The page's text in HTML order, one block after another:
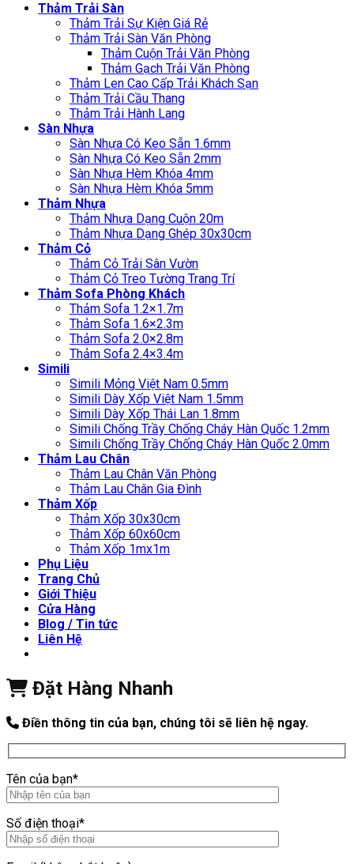
Thảm Trải Sàn
Thảm Trải Sự Kiện Giá Rẻ
Thảm Trải Sàn Văn Phòng
Thảm Cuộn Trải Văn Phòng
Thảm Gạch Trải Văn Phòng
Thảm Len Cao Cấp Trải Khách Sạn
Thảm Trải Cầu Thang
Thảm Trải Hành Lang
Sàn Nhựa
Sàn Nhựa Có Keo Sẵn 1.6mm
Sàn Nhựa Có Keo Sẵn 2mm
Sàn Nhựa Hèm Khóa 4mm
Sàn Nhựa Hèm Khóa 5mm
Thảm Nhựa
Thảm Nhựa Dạng Cuộn 20m
Thảm Nhựa Dạng Ghép 30x30cm
Thảm Cỏ
Thảm Cỏ Trải Sân Vườn
Thảm Cỏ Treo Tường Trang Trí
Thảm Sofa Phòng Khách
Thảm Sofa 1.2×1.7m
Thảm Sofa 1.6×2.3m
Thảm Sofa 2.0×2.8m
Thảm Sofa 2.4×3.4m
Simili
Simili Mỏng Việt Nam 0.5mm
Simili Dày Xốp Việt Nam 1.5mm
Simili Dày Xốp Thái Lan 1.8mm
Simili Chống Trầy Chống Cháy Hàn Quốc 1.2mm
Simili Chống Trầy Chống Cháy Hàn Quốc 2.0mm
Thảm Lau Chân
Thảm Lau Chân Văn Phòng
Thảm Lau Chân Gia Đình
Thảm Xốp
Thảm Xốp 30x30cm
Thảm Xốp 60x60cm
Thảm Xốp 1mx1m
Phụ Liệu
Trang Chủ
Giới Thiệu
Cửa Hàng
Blog / Tin tức
Liên Hệ
Đặt Hàng Nhanh
Điền thông tin của bạn, chúng tôi sẽ liên hệ ngay.
Tên của bạn*
Số điện thoại*